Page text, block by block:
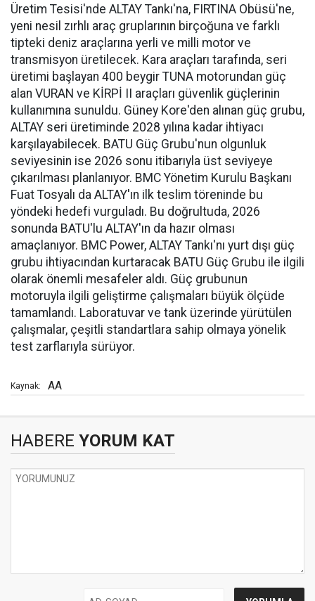
Üretim Tesisi'nde ALTAY Tankı'na, FIRTINA Obüsü'ne,
yeni nesil zırhlı araç gruplarının birçoğuna ve farklı
tipteki deniz araçlarına yerli ve milli motor ve
transmisyon üretilecek. Kara araçları tarafında, seri
üretimi başlayan 400 beygir TUNA motorundan güç
alan VURAN ve KİRPİ II araçları güvenlik güçlerinin
kullanımına sunuldu. Güney Kore'den alınan güç grubu,
ALTAY seri üretiminde 2028 yılına kadar ihtiyacı
karşılayabilecek. BATU Güç Grubu'nun olgunluk
seviyesinin ise 2026 sonu itibarıyla üst seviyeye
çıkarılması planlanıyor. BMC Yönetim Kurulu Başkanı
Fuat Tosyalı da ALTAY'ın ilk teslim töreninde bu
yöndeki hedefi vurguladı. Bu doğrultuda, 2026
sonunda BATU'lu ALTAY'ın da hazır olması
amaçlanıyor. BMC Power, ALTAY Tankı'nı yurt dışı güç
grubu ihtiyacından kurtaracak BATU Güç Grubu ile ilgili
olarak önemli mesafeler aldı. Güç grubunun
motoruyla ilgili geliştirme çalışmaları büyük ölçüde
tamamlandı. Laboratuvar ve tank üzerinde yürütülen
çalışmalar, çeşitli standartlara sahip olmaya yönelik
test zarflarıyla sürüyor.
Kaynak: AA
HABERE YORUM KAT